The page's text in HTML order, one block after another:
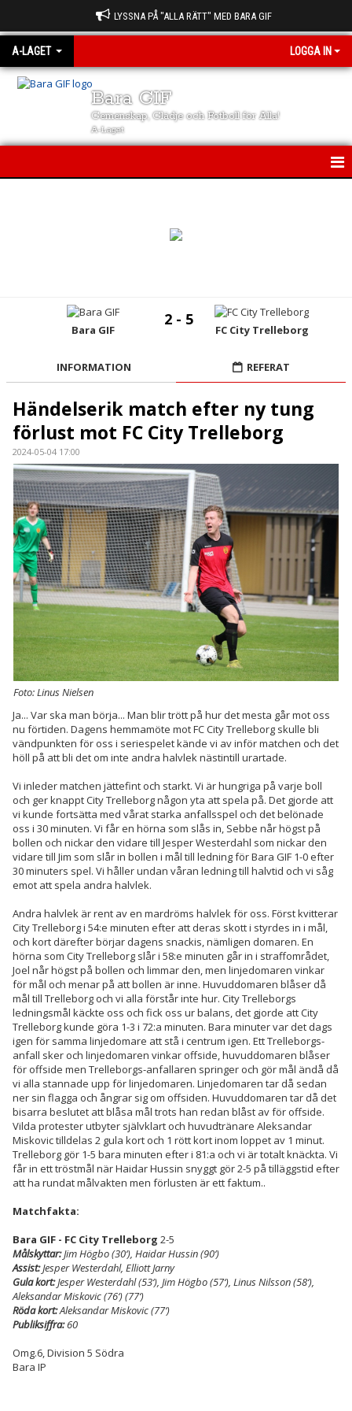
LYSSNA PÅ "ALLA RÄTT" MED BARA GIF
A-LAGET LOGGA IN
Bara GIF
Gemenskap, Glädje och Fotboll för Alla!
A-Laget
POÄNGLIGAN
BILDER
KONTAKT
Bara GIF
2 - 5
FC City Trelleborg
INFORMATION REFERAT
Händelserik match efter ny tung
förlust mot FC City Trelleborg
2024-05-04 17:00
Foto: Linus Nielsen
Ja... Var ska man börja... Man blir trött på hur det mesta går mot oss
nu förtiden. Dagens hemmamöte mot FC City Trelleborg skulle bli
vändpunkten för oss i seriespelet kände vi av inför matchen och det
höll på att bli det om inte andra halvlek nästintill urartade.
Vi inleder matchen jättefint och starkt. Vi är hungriga på varje boll
och ger knappt City Trelleborg någon yta att spela på. Det gjorde att
vi kunde fortsätta med vårat starka anfallsspel och det belönade
oss i 30 minuten. Vi får en hörna som slås in, Sebbe når högst på
bollen och nickar den vidare till Jesper Westerdahl som nickar den
vidare till Jim som slår in bollen i mål till ledning för Bara GIF 1-0 efter
30 minuters spel. Vi håller undan våran ledning till halvtid och vi såg
emot att spela andra halvlek.
Andra halvlek är rent av en mardröms halvlek för oss. Först kvitterar
City Trelleborg i 54:e minuten efter att deras skott i styrdes in i mål,
och kort därefter börjar dagens snackis, nämligen domaren. En
hörna som City Trelleborg slår i 58:e minuten går in i straffområdet,
Joel når högst på bollen och limmar den, men linjedomaren vinkar
för mål och menar på att bollen är inne. Huvuddomaren blåser då
mål till Trelleborg och vi alla förstår inte hur. City Trelleborgs
ledningsmål käckte oss och fick oss ur balans, det gjorde att City
Trelleborg kunde göra 1-3 i 72:a minuten. Bara minuter var det dags
igen för samma linjedomare att stå i centrum igen. Ett Trelleborgs-
anfall sker och linjedomaren vinkar offside, huvuddomaren blåser
för offside men Trelleborgs-anfallaren springer och gör mål ändå då
vi alla stannade upp för linjedomaren. Linjedomaren tar då sedan
ner sin flagga och ångrar sig om offsiden. Huvuddomaren tar då det
bisarra beslutet att blåsa mål trots han redan blåst av för offside.
Vilda protester utbyter självklart och huvudtränare Aleksandar
Miskovic tilldelas 2 gula kort och 1 rött kort inom loppet av 1 minut.
Trelleborg gör 1-5 bara minuten efter i 81:a och vi är totalt knäckta. Vi
får in ett tröstmål när Haidar Hussin snyggt gör 2-5 på tilläggstid efter
att ha rundat målvakten men förlusten är ett faktum..
Matchfakta:
Bara GIF - FC City Trelleborg 2-5
Målskyttar:Jim Högbo (30‘), Haidar Hussin (90‘)
Assist:Jesper Westerdahl, Elliott Jarny
Gula kort:Jesper Westerdahl (53‘), Jim Högbo (57‘), Linus Nilsson (58‘),
Aleksandar Miskovic (76‘) (77‘)
Röda kort:Aleksandar Miskovic (77‘)
Publiksiffra:60
Omg.6, Division 5 Södra
Bara IP